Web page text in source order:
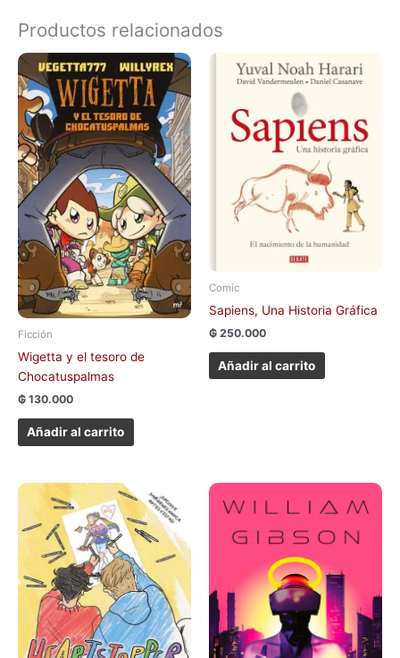
Productos relacionados
Ficción
Wigetta y el tesoro de
Chocatuspalmas
₲ 130.000
Añadir al carrito
Comic
Sapiens, Una Historia Gráfica
₲ 250.000
Añadir al carrito